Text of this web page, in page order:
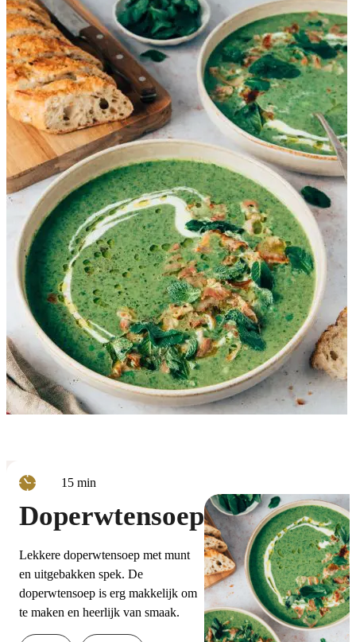
15minuten
min
Doperwtensoep
Lekkere doperwtensoep met munt
en uitgebakken spek. De
doperwtensoep is erg makkelijk om
te maken en heerlijk van smaak.